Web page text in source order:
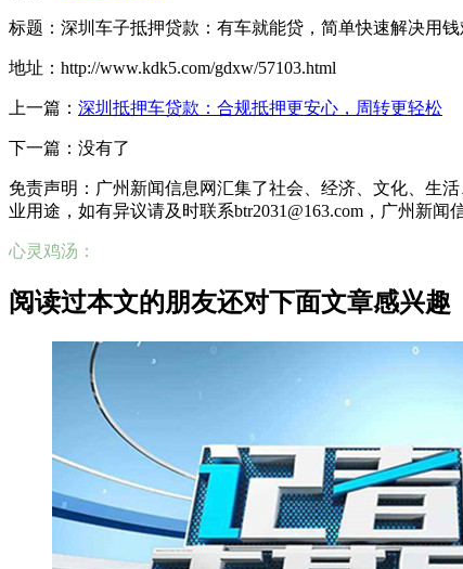
标题：深圳车子抵押贷款：有车就能贷，简单快速解决用钱
地址：http://www.kdk5.com/gdxw/57103.html
上一篇： 深圳抵押车贷款：合规抵押更安心，周转更轻松
下一篇：没有了
免责声明：广州新闻信息网汇集了社会、经济、文化、生
业用途，如有异议请及时联系btr2031@163.com，广州新闻
心灵鸡汤：
阅读过本文的朋友还对下面文章感兴趣